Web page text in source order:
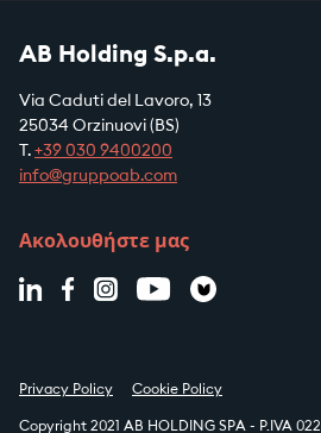
AB Holding S.p.a.
Via Caduti del Lavoro, 13
25034 Orzinuovi (BS)
T. +39 030 9400200
info@gruppoab.com
Ακολουθήστε μας
Privacy Policy Cookie Policy
Copyright 2021 AB HOLDING SPA - P.IVA